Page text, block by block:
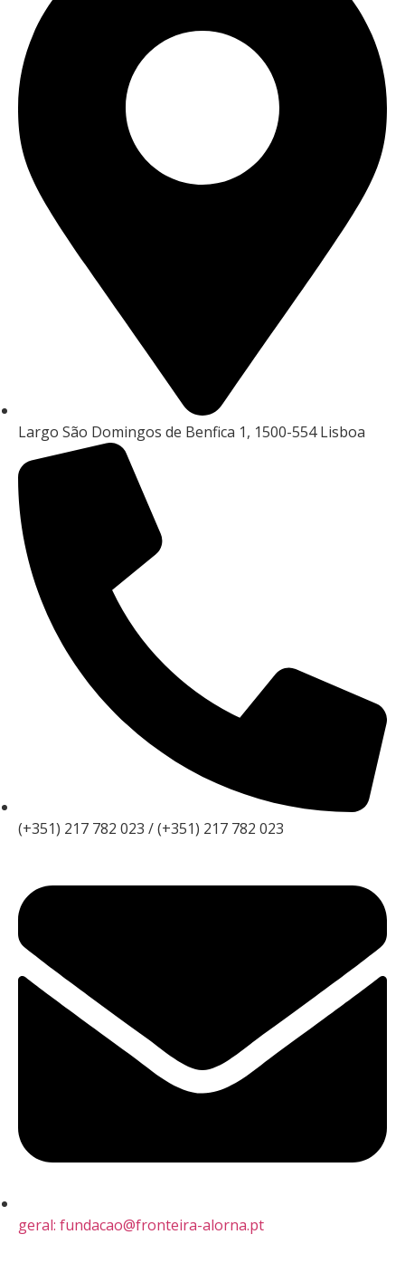
Largo São Domingos de Benfica 1, 1500-554 Lisboa
(+351) 217 782 023 / (+351) 217 782 023
geral: fundacao@fronteira-alorna.pt